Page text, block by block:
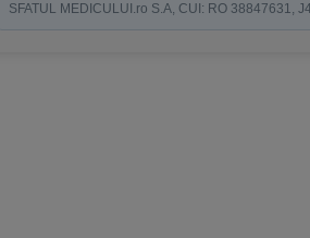
SFATUL MEDICULUI.ro S.A, CUI: RO 38847631,